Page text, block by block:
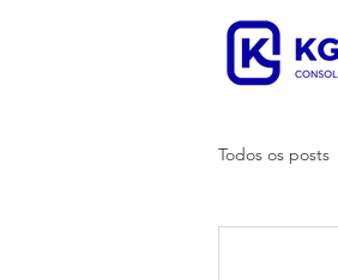
Todos os posts